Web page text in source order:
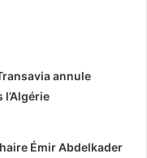
annule
Émir Abdelkader